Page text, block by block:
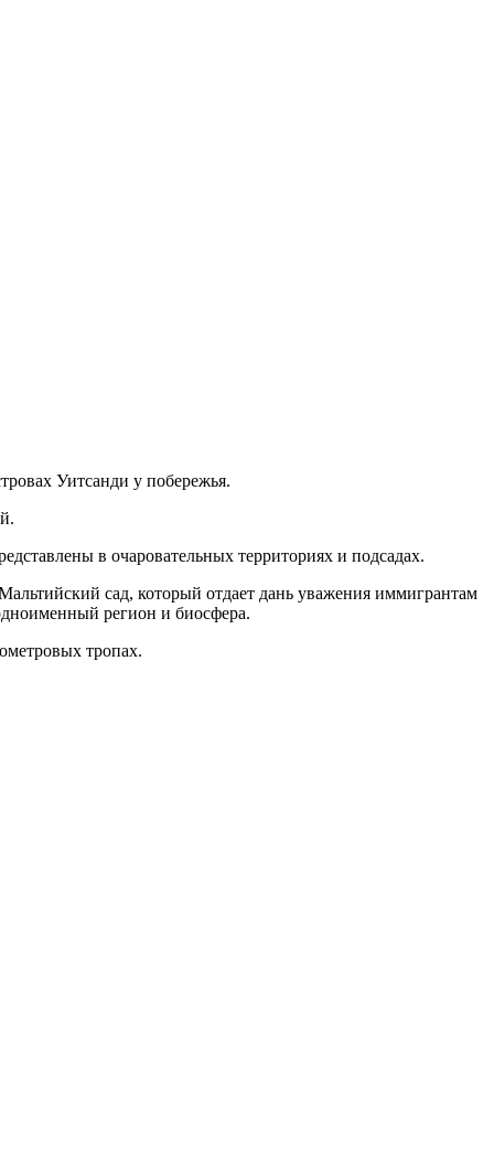
Уитсанди у побережья.
в очаровательных территориях и подсадах.
сад, который отдает дань уважения иммигрантам
регион и биосфера.
тропах.